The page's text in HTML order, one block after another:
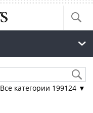
Все категории 199124 ▼